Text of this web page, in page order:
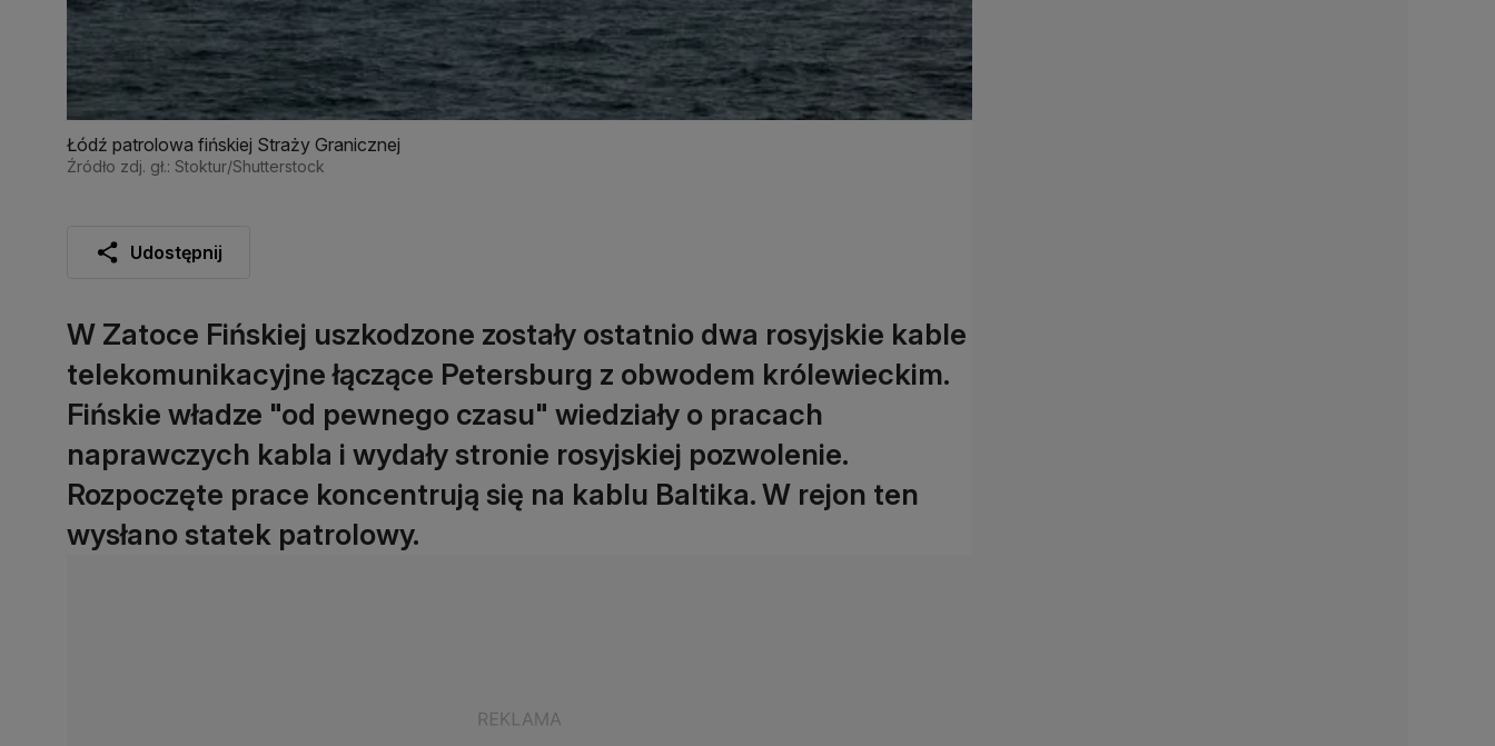
Łódź patrolowa fińskiej Straży Granicznej
Źródło zdj. gł.: Stoktur/Shutterstock
Udostępnij
W Zatoce Fińskiej uszkodzone zostały ostatnio dwa rosyjskie kable
telekomunikacyjne łączące Petersburg z obwodem królewieckim.
Fińskie władze "od pewnego czasu" wiedziały o pracach
naprawczych kabla i wydały stronie rosyjskiej pozwolenie.
Rozpoczęte prace koncentrują się na kablu Baltika. W rejon ten
wysłano statek patrolowy.